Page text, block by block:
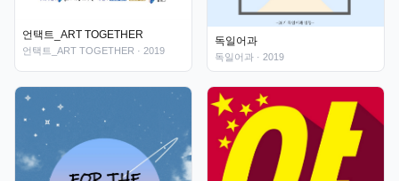
언택트_ART TOGETHER
언택트_ART TOGETHER · 2019
독일어과
독일어과 · 2019